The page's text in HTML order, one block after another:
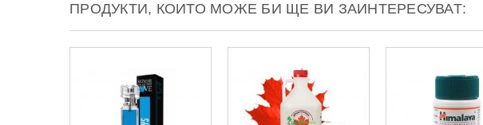
ПРОДУКТИ, КОИТО МОЖЕ БИ ЩЕ ВИ ЗАИНТЕРЕСУВАТ: